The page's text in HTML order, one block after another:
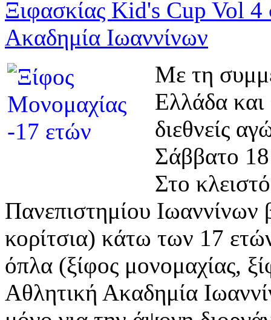
Ξιφασκίας Kid's Cup Vol 4
Ακαδημία Ιωαννίνων
Με τη
Ελλάδα
διεθνείς
Σάββατο
Στο
Πανεπιστημίου Ιωαννίνων
κορίτσια) κάτω των 17
όπλα (ξίφος μονομαχίας,
Αθλητική Ακαδημία